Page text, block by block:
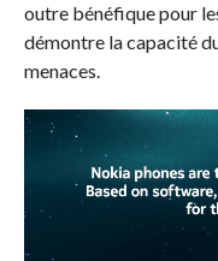
outre bénéfique pour
démontre la capacité
menaces.